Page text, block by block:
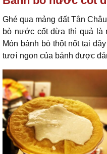
Ghé qua mảng đất Tân
bò nước cốt dừa thì quả là
Món bánh bò thột nốt tại
tươi ngon của bánh được